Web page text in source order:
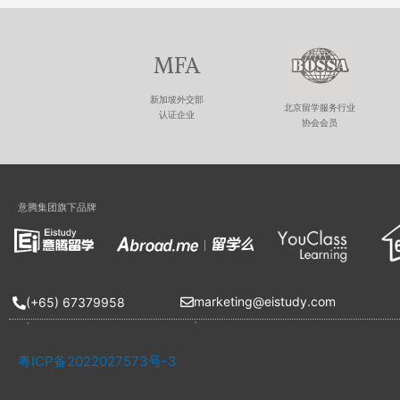
MFA
新加坡外交部
认证企业
北京留学服务行业
协会会员
意腾集团旗下品牌
(+65) 67379958
.
粤ICP备2022027573号-3
marketing@eistudy.com
.